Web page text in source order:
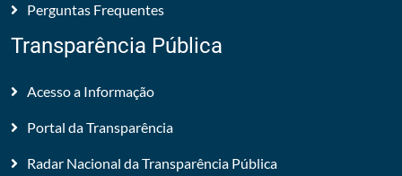
Perguntas Frequentes
Transparência Pública
Acesso a Informação
Portal da Transparência
Radar Nacional da Transparência Pública